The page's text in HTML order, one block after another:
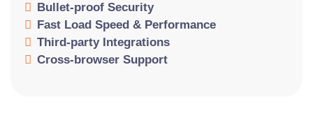
Bullet-proof Security
Fast Load Speed & Performance
Third-party Integrations
Cross-browser Support